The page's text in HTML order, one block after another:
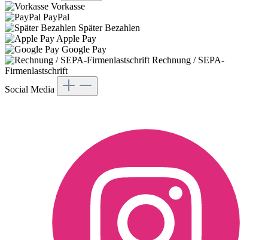
Vorkasse
PayPal
Später Bezahlen
Apple Pay
Google Pay
Rechnung / SEPA-
Firmenlastschrift
Social Media